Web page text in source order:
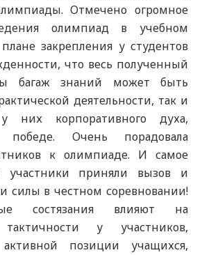
Отмечено огромное
олимпиад в учебном
закрепления у студентов
что весь полученный
багаж знаний может быть
деятельности, так и
них корпоративного духа,
Очень порадовала
к олимпиаде. И самое
участники приняли вызов и
силы в честном соревновании!
состязания влияют на
у участников,
активной позиции учащихся,